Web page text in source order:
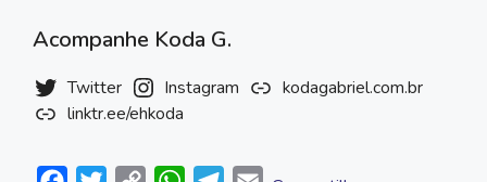
Acompanhe Koda G.
Twitter Instagram
kodagabriel.com.br
linktr.ee/ehkoda